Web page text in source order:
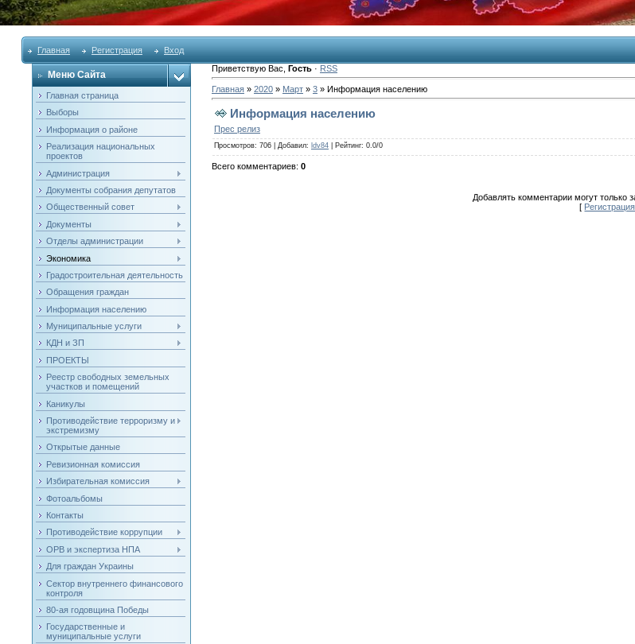
Главная Регистрация Вход
Меню Сайта
Главная страница
Выборы
Информация о районе
Реализация национальных
проектов
Администрация
Документы собрания депутатов
Общественный совет
Документы
Отделы администрации
Экономика
Градостроительная деятельность
Обращения граждан
Информация населению
Муниципальные услуги
КДН и ЗП
ПРОЕКТЫ
Реестр свободных земельных
участков и помещений
Каникулы
Противодействие терроризму и
экстремизму
Открытые данные
Ревизионная комиссия
Избирательная комиссия
Фотоальбомы
Контакты
Противодействие коррупции
ОРВ и экспертиза НПА
Для граждан Украины
Сектор внутреннего финансового
контроля
80-ая годовщина Победы
Государственные и
муниципальные услуги
Приветствую Вас Гость· RSS
Главная» 2020 » Март » 3» Информация населению
Информация населению
Прес релиз
Просмотров: 706 | Добавил: ldv84| Рейтинг: 0.0/0
Всего комментариев: 0
Добавлять комментарии могут только
[ Регистрация